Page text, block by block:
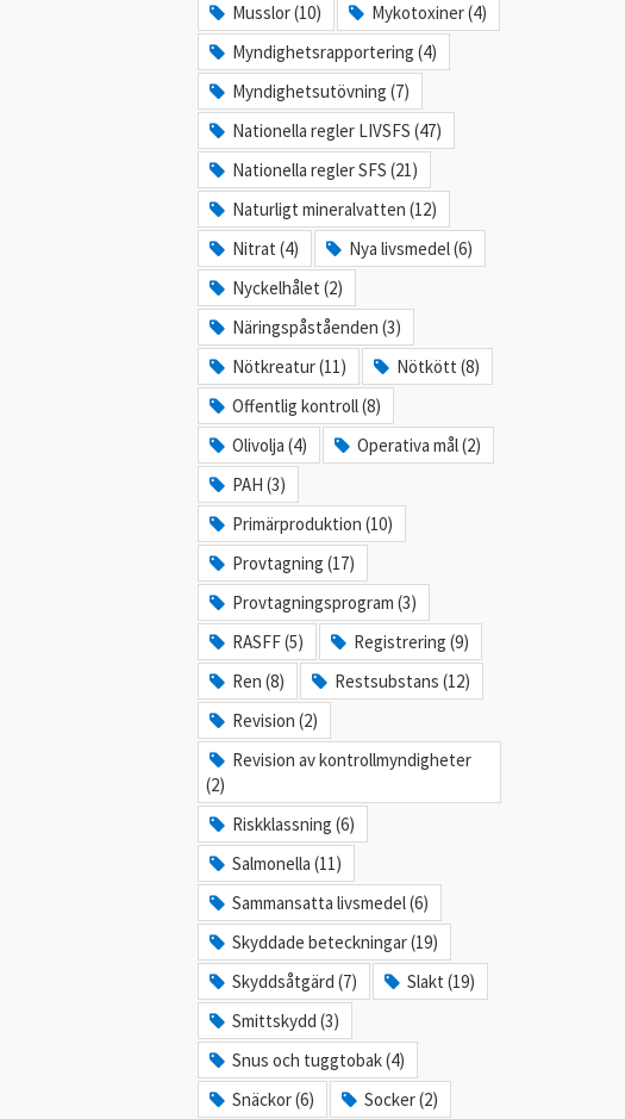
Musslor (10)
Mykotoxiner (4)
Myndighetsrapportering (4)
Myndighetsutövning (7)
Nationella regler LIVSFS (47)
Nationella regler SFS (21)
Naturligt mineralvatten (12)
Nitrat (4)
Nya livsmedel (6)
Nyckelhålet (2)
Näringspåståenden (3)
Nötkreatur (11)
Nötkött (8)
Offentlig kontroll (8)
Olivolja (4)
Operativa mål (2)
PAH (3)
Primärproduktion (10)
Provtagning (17)
Provtagningsprogram (3)
RASFF (5)
Registrering (9)
Ren (8)
Restsubstans (12)
Revision (2)
Revision av kontrollmyndigheter
(2)
Riskklassning (6)
Salmonella (11)
Sammansatta livsmedel (6)
Skyddade beteckningar (19)
Skyddsåtgärd (7)
Slakt (19)
Smittskydd (3)
Snus och tuggtobak (4)
Snäckor (6)
Socker (2)